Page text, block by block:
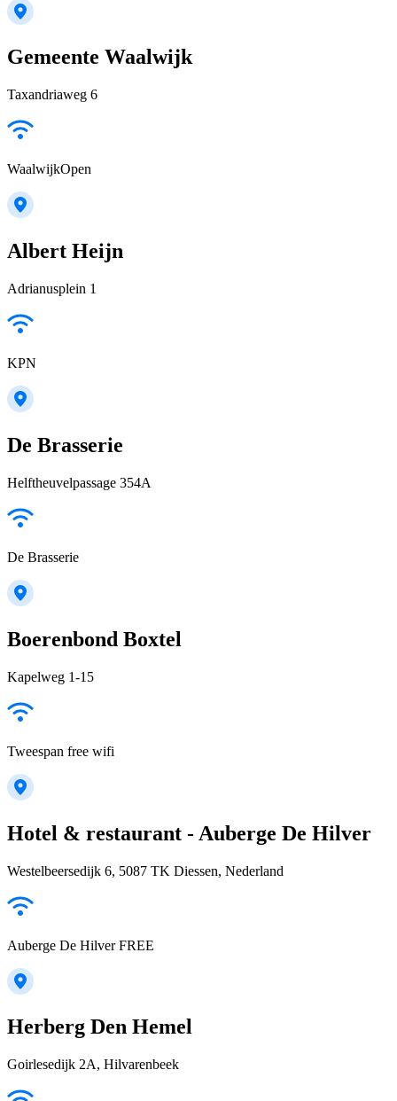
Gemeente Waalwijk
Taxandriaweg 6
WaalwijkOpen
Albert Heijn
Adrianusplein 1
KPN
De Brasserie
Helftheuvelpassage 354A
De Brasserie
Boerenbond Boxtel
Kapelweg 1-15
Tweespan free wifi
Hotel & restaurant - Auberge De Hilver
Westelbeersedijk 6, 5087 TK Diessen, Nederland
Auberge De Hilver FREE
Herberg Den Hemel
Goirlesedijk 2A, Hilvarenbeek